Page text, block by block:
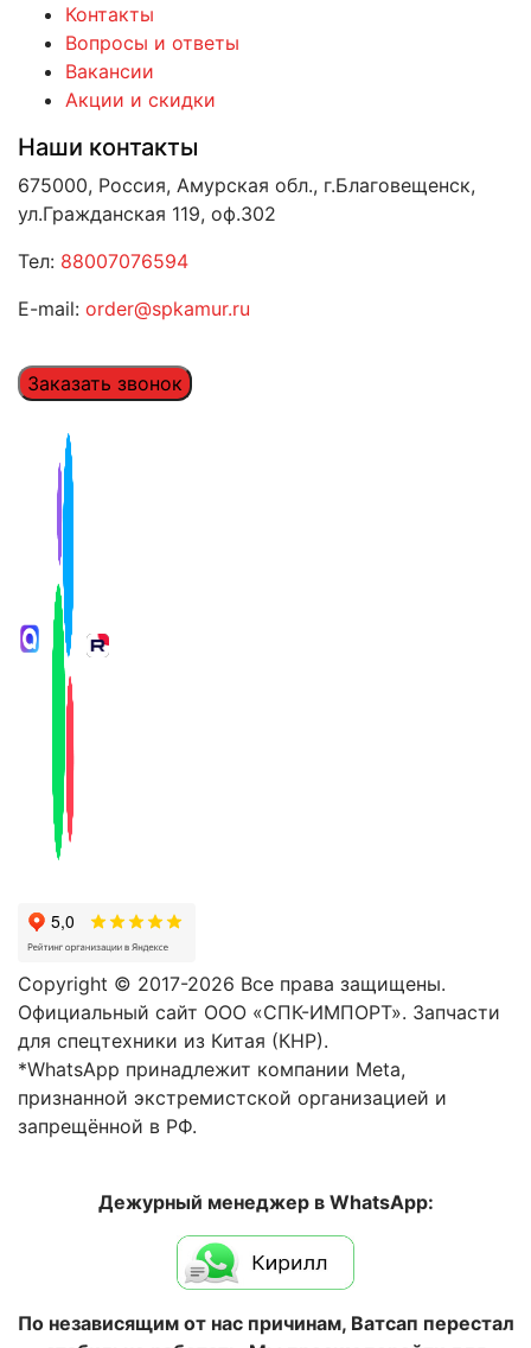
Контакты
Вопросы и ответы
Вакансии
Акции и скидки
Наши контакты
675000, Россия, Амурская обл., г.Благовещенск,
ул.Гражданская 119, оф.302
Тел: 88007076594
E-mail: order@spkamur.ru
Заказать звонок
Copyright © 2017-2026 Все права защищены.
Официальный сайт ООО «СПК-ИМПОРТ». Запчасти
для спецтехники из Китая (КНР).
*WhatsApp принадлежит компании Meta,
признанной экстремистской организацией и
запрещённой в РФ.
Дежурный менеджер в WhatsApp:
По независящим от нас причинам, Ватсап перестал